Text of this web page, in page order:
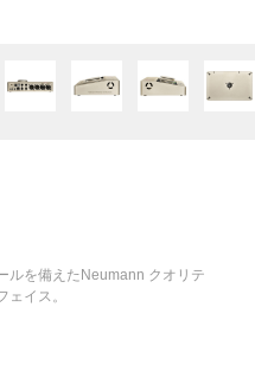
ルを備えたNeumann クオリテ
ェイス。